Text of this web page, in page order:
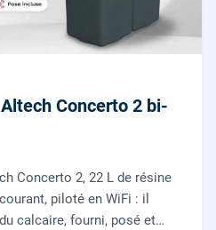
Concerto 2 bi-
Concerto 2, 22 L de résine
piloté en WiFi : il
calcaire, fourni, posé et